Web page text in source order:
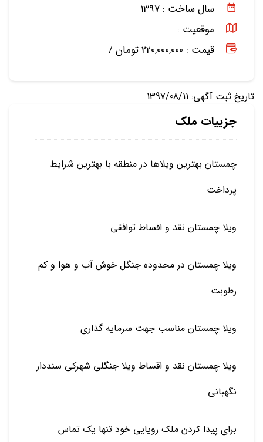
سال ساخت : 1397
موقعیت :
قیمت : 220,000,000 تومان /
تاریخ ثبت آگهی: 1397/08/11
جزییات ملک
چمستان بهترین ویلاها در منطقه با بهترین شرایط
پرداخت
ویلا چمستان نقد و اقساط توافقی
ویلا چمستان در محدوده جنگل خوش آب و هوا و کم
رطوبت
ویلا چمستان مناسب جهت سرمایه گذاری
ویلا چمستان نقد و اقساط ویلا جنگلی شهرکی سنددار
نگهبانی
برای پیدا کردن ملک رویایی خود تنها یک تماس